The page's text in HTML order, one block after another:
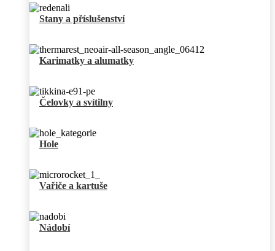
Stany a příslušenství
Karimatky a alumatky
Čelovky a svítilny
Hole
Vařiče a kartuše
Nádobí